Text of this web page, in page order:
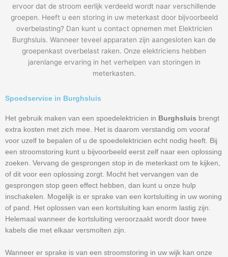
ervoor dat de stroom eerlijk verdeeld wordt naar verschillende
groepen. Heeft u een storing in uw meterkast door bijvoorbeeld
overbelasting? Dan kunt u contact opnemen met Elektricien
Burghsluis. Wanneer teveel apparaten zijn aangesloten kan de
groepenkast overbelast raken. Onze elektriciens hebben
jarenlange ervaring in het verhelpen van storingen in
meterkasten.
Spoedservice in Burghsluis
Het gebruik maken van een spoedelektricien in Burghsluis brengt
extra kosten met zich mee. Het is daarom verstandig om vooraf
voor uzelf te bepalen of u de spoedelektricien echt nodig heeft. Bij
een stroomstoring kunt u bijvoorbeeld eerst zelf naar een oplossing
zoeken. Vervang de gesprongen stop in de meterkast om te kijken,
of dit voor een oplossing zorgt. Mocht het vervangen van de
gesprongen stop geen effect hebben, dan kunt u onze hulp
inschakelen. Mogelijk is er sprake van een kortsluiting in uw woning
of pand. Het oplossen van een kortsluiting kan enorm lastig zijn.
Helemaal wanneer de kortsluiting veroorzaakt wordt door twee
kabels die met elkaar versmolten zijn.
Wanneer er sprake is van een stroomstoring in uw wijk kan onze